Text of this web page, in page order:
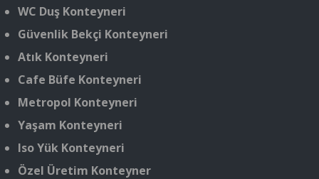
WC Duş Konteyneri
Güvenlik Bekçi Konteyneri
Atık Konteyneri
Cafe Büfe Konteyneri
Metropol Konteyneri
Yaşam Konteyneri
Iso Yük Konteyneri
Özel Üretim Konteyner